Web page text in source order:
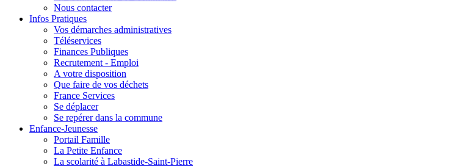
Nous contacter
Infos Pratiques
Vos démarches administratives
Téléservices
Finances Publiques
Recrutement - Emploi
A votre disposition
Que faire de vos déchets
France Services
Se déplacer
Se repérer dans la commune
Enfance-Jeunesse
Portail Famille
La Petite Enfance
La scolarité à Labastide-Saint-Pierre